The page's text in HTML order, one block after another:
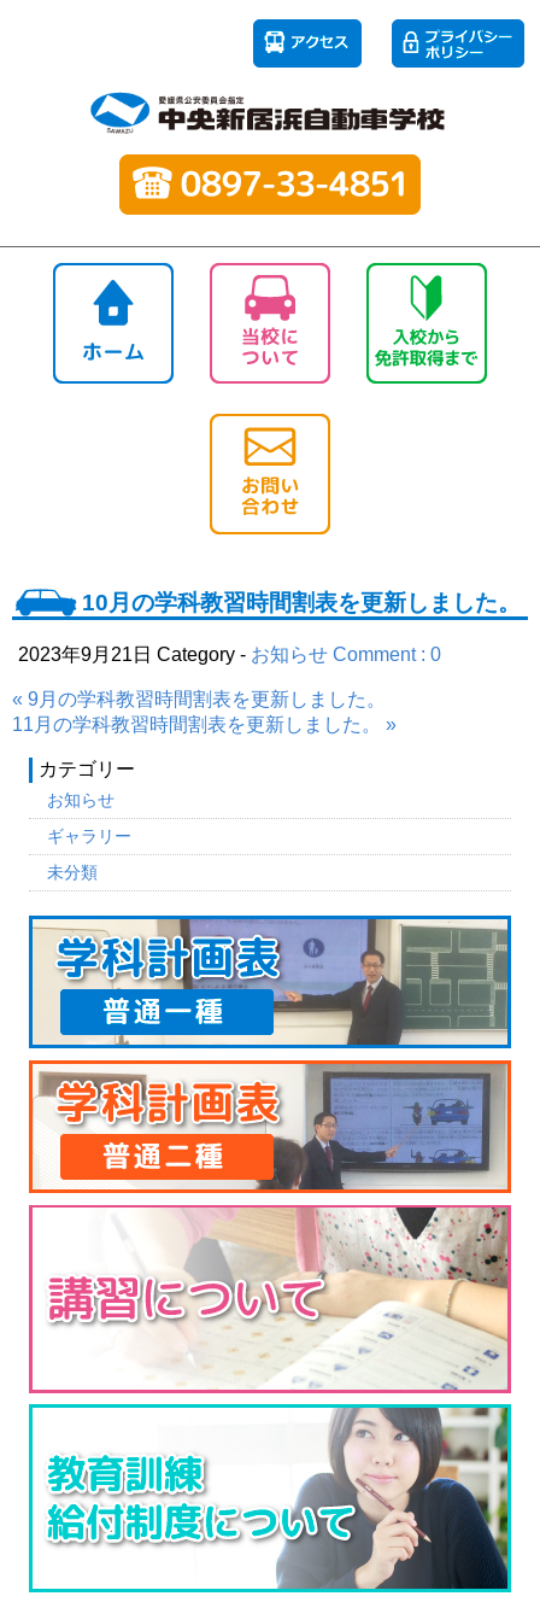
10月の学科教習時間割表を更新しました。
2023年9月21日 Category - お知らせ Comment : 0
« 9月の学科教習時間割表を更新しました。
11月の学科教習時間割表を更新しました。 »
カテゴリー
お知らせ
ギャラリー
未分類